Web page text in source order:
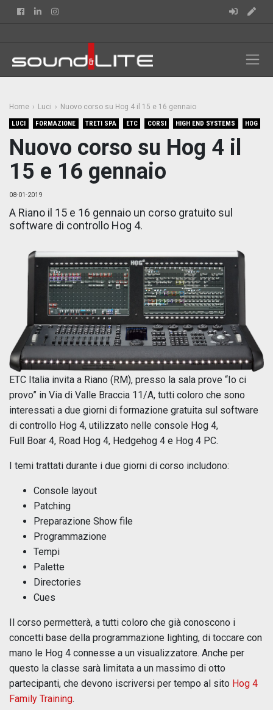
FacebookLinkedin
Home Luci Nuovo corso su Hog 4 il 15 e 16 gennaio
LUCI FORMAZIONE TRETI SPA ETC CORSI HIGH END SYSTEMS HOG
Nuovo corso su Hog 4 il
15 e 16 gennaio
08-01-2019
A Riano il 15 e 16 gennaio un corso gratuito sul
software di controllo Hog 4.
ETC Italia invita a Riano (RM), presso la sala prove “Io ci
provo” in Via di Valle Braccia 11/A, tutti coloro che sono
interessati a due giorni di formazione gratuita sul software
di controllo Hog 4, utilizzato nelle console Hog 4,
Full Boar 4, Road Hog 4, Hedgehog 4 e Hog 4 PC.
I temi trattati durante i due giorni di corso includono:
Console layout
Patching
Preparazione Show file
Programmazione
Tempi
Palette
Directories
Cues
Il corso permetterà, a tutti coloro che già conoscono i
concetti base della programmazione lighting, di toccare con
mano le Hog 4 connesse a un visualizzatore. Anche per
questo la classe sarà limitata a un massimo di otto
partecipanti, che devono iscriversi per tempo al sito Hog 4
Family Training.